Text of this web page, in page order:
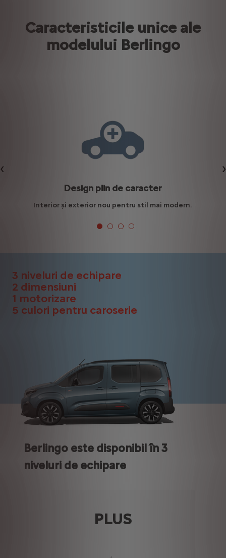
Caracteristicile unice ale
modelului Berlingo
Précédent
Design plin de caracter
Interior și exterior nou pentru stil mai modern.
3 niveluri de echipare
2 dimensiuni
1 motorizare
5 culori pentru caroserie
Berlingo este disponibil în 3
niveluri de echipare
PLUS